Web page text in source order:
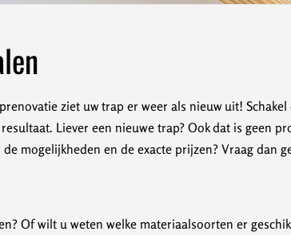
ziet uw trap er weer als nieuw uit!
Liever een nieuwe trap? Ook dat is geen
mogelijkheden en de exacte prijzen? Vraag dan
Of wilt u weten welke materiaalsoorten er